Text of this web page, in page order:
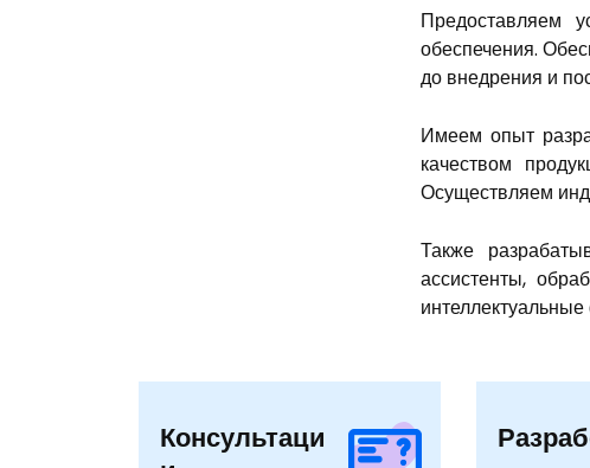
Предоставляем
обеспечения.
до внедрения и
Имеем опыт
качеством
Осуществляем
Также
ассистенты,
Консультаци